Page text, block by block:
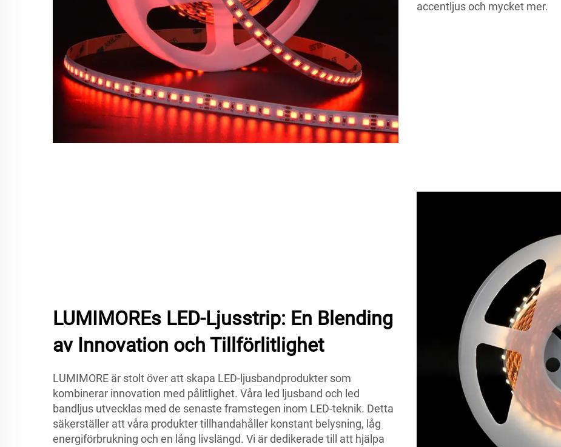
accentljus och mycket mer.
LUMIMOREs LED-Ljusstrip: En Blending
av Innovation och Tillförlitlighet
LUMIMORE är stolt över att skapa LED-ljusbandprodukter som
kombinerar innovation med pålitlighet. Våra led ljusband och led
bandljus utvecklas med de senaste framstegen inom LED-teknik. Detta
säkerställer att våra produkter tillhandahåller konstant belysning, låg
energiförbrukning och en lång livslängd. Vi är dedikerade till att hjälpa